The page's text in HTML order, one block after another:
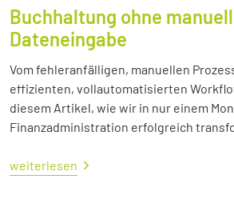
Buchhaltung ohne
Dateneingabe
Vom fehleranfälligen, manuellen
effizienten, vollautomatisierten
diesem Artikel, wie wir in nur einem
Finanzadministration erfolgreich
weiterlesen